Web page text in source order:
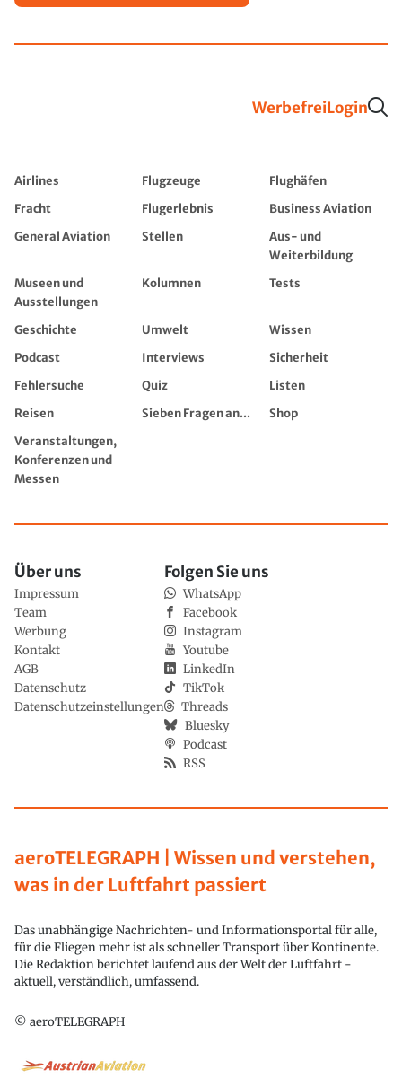
WerbefreiLogin
Airlines Flugzeuge
Flughäfen
Fracht
Flugerlebnis
Business Aviation
General Aviation
Stellen
Aus- und
Weiterbildung
Museen und
Ausstellungen
Kolumnen Tests
Geschichte Umwelt
Wissen
Podcast
Interviews
Sicherheit
Fehlersuche
Quiz
Listen
Reisen
Sieben Fragen an...
Shop
Veranstaltungen,
Konferenzen und
Messen
aeroTELEGRAPH | Wissen und verstehen,
was in der Luftfahrt passiert
Das unabhängige Nachrichten- und Informationsportal für alle,
für die Fliegen mehr ist als schneller Transport über Kontinente.
Die Redaktion berichtet laufend aus der Welt der Luftfahrt -
aktuell, verständlich, umfassend.
© aeroTELEGRAPH
Über uns
Impressum
Team
Werbung
Kontakt
AGB
Datenschutz
Datenschutzeinstellungen
Folgen Sie uns
WhatsApp
Facebook
Instagram
Youtube
LinkedIn
TikTok
Threads
Bluesky
Podcast
RSS